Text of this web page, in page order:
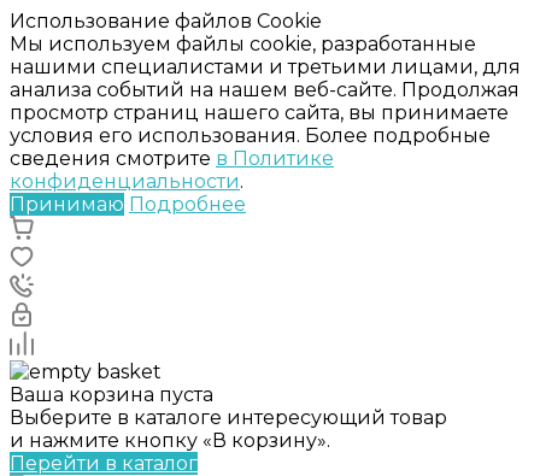
Использование файлов Cookie
Мы используем файлы cookie, разработанные
нашими специалистами и третьими лицами, для
анализа событий на нашем веб-сайте. Продолжая
просмотр страниц нашего сайта, вы принимаете
условия его использования. Более подробные
сведения смотрите в Политике
конфиденциальности.
Принимаю Подробнее
Ваша корзина пуста
Выберите в каталоге интересующий товар
и нажмите кнопку «В корзину».
Перейти в каталог